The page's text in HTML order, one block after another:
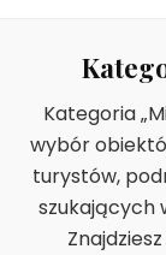
Kategoria
wybór
turystów,
szukających